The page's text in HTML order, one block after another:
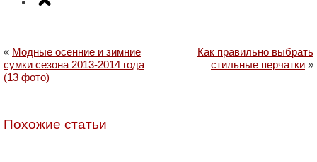
« Модные осенние и зимние
сумки сезона 2013-2014 года
(13 фото)
Как правильно выбрать
стильные перчатки »
Похожие статьи